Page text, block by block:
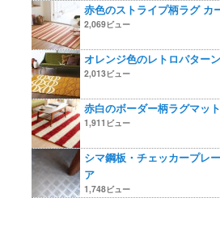
赤色のストライプ柄ラグ カ
2,069ビュー
オレンジ色のレトロパター
2,013ビュー
赤白のボーダー柄ラグマット
1,911ビュー
シマ鋼板・チェッカープレ
ア
1,748ビュー